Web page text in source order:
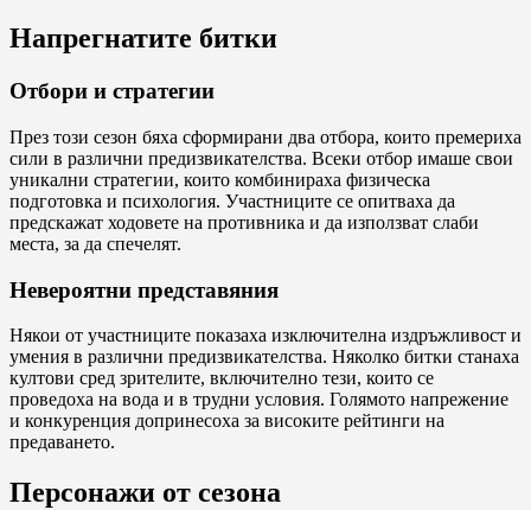
Напрегнатите битки
Отбори и стратегии
През този сезон бяха сформирани два отбора, които премериха
сили в различни предизвикателства. Всеки отбор имаше свои
уникални стратегии, които комбинираха физическа
подготовка и психология. Участниците се опитваха да
предскажат ходовете на противника и да използват слаби
места, за да спечелят.
Невероятни представяния
Някои от участниците показаха изключителна издръжливост и
умения в различни предизвикателства. Няколко битки станаха
култови сред зрителите, включително тези, които се
проведоха на вода и в трудни условия. Голямото напрежение
и конкуренция допринесоха за високите рейтинги на
предаването.
Персонажи от сезона